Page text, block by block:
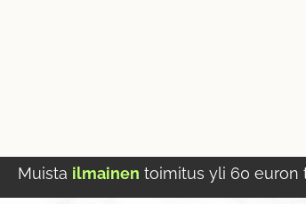
Muista ilmainen toimitus yli 60 euron